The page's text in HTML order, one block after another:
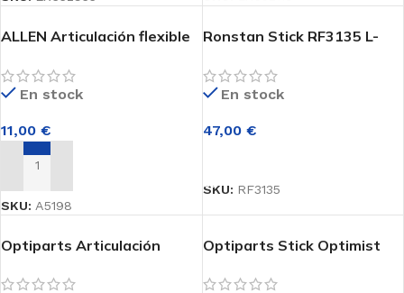
ACCESORIOS
Carros de varada
Poleas
Herrajes
Flotadores
Cabos
Cañas y Stick
Cinchas
ALLEN Articulación flexible
En stock
11,00 €
AÑADIR AL CARRITO
SKU: A5198
Ronstan Stick RF3135 L-
En stock
47,00 €
SKU: RF3135
Optiparts Articulación
Optiparts Stick Optimist